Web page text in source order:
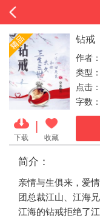
下载 收藏
钻戒
作者
类型
点击
字数
简介：
亲情与生俱来，爱
团总裁江山、江海
江海的钻戒拒绝了